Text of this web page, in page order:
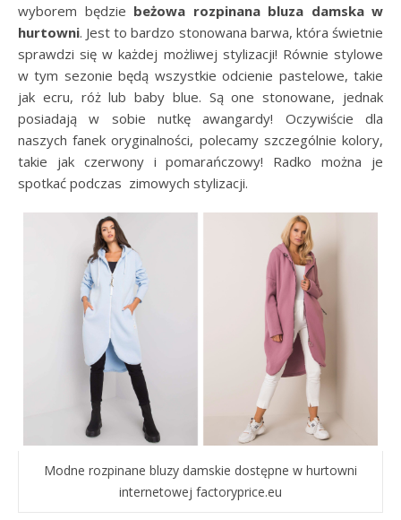
wyborem będzie beżowa rozpinana bluza damska w
hurtowni. Jest to bardzo stonowana barwa, która świetnie
sprawdzi się w każdej możliwej stylizacji! Równie stylowe
w tym sezonie będą wszystkie odcienie pastelowe, takie
jak ecru, róż lub baby blue. Są one stonowane, jednak
posiadają w sobie nutkę awangardy! Oczywiście dla
naszych fanek oryginalności, polecamy szczególnie kolory,
takie jak czerwony i pomarańczowy! Radko można je
spotkać podczas zimowych stylizacji.
Modne rozpinane bluzy damskie dostępne w hurtowni
internetowej factoryprice.eu